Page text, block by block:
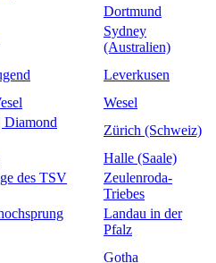
Dortmund
Sydney
(Australien)
Leverkusen
Wesel
Diamond
Zürich (Schweiz)
Halle (Saale)
des TSV
Zeulenroda-
Triebes
Landau in der
Pfalz
Gotha